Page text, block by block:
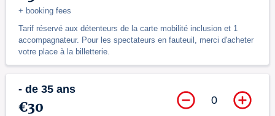
+ booking fees
Tarif réservé aux détenteurs de la carte mobilité inclusion et 1
accompagnateur. Pour les spectateurs en fauteuil, merci d'acheter
votre place à la billetterie.
- de 35 ans
€30 0